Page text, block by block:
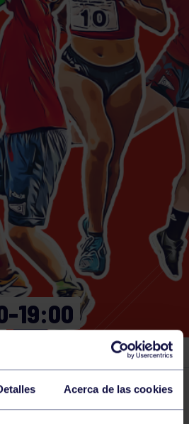
Acerca de las cookies
19:00